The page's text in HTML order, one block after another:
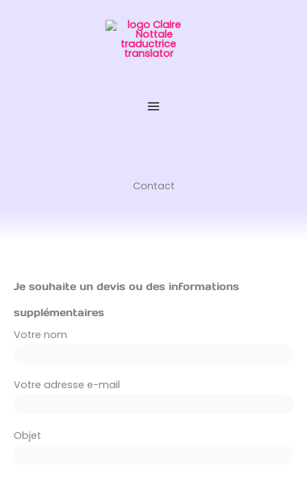
Contact
Je souhaite un devis ou des informations
supplémentaires
Votre nom
Votre adresse e-mail
Objet